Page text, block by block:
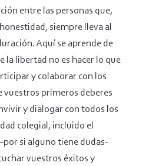
entre las personas que,
siempre lleva al
Aquí se aprende de
la libertad no es hacer lo que
y colaborar con los
vuestros primeros deberes
y dialogar con todos los
colegial, incluido el
si alguno tiene dudas-
vuestros éxitos y